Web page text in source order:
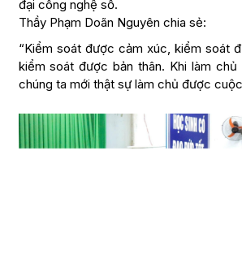
đại công nghệ số.
Thầy Phạm Doãn Nguyên chia sẻ:
“Kiểm soát được cảm xúc, kiểm soát
kiểm soát được bản thân. Khi làm chủ
chúng ta mới thật sự làm chủ được